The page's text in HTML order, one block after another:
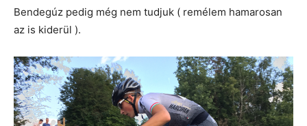
Bendegúz pedig még nem tudjuk ( remélem hamarosan
az is kiderül ).